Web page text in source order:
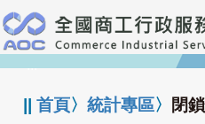
跳
到
主
要
:::
||首頁〉統計專區〉 閉